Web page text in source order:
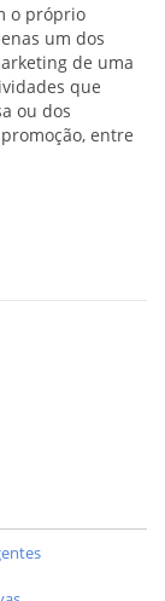
o próprio
um dos
de uma
que
ou dos
entre